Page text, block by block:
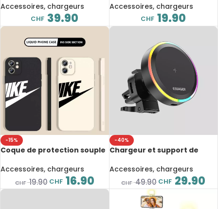
30’000mAh, 22.5W, charge
Accessoires, chargeurs
CHF 39.90
protection de la vie privée,
double verre, protection en
métal
Accessoires, chargeurs
CHF 19.90
-15%
Coque de protection souple
iPhone
Accessoires, chargeurs
CHF19.90 CHF 16.90
-40%
Chargeur et support de
voiture, Qi 15W, RVB, support
universel
Accessoires, chargeurs
CHF49.90 CHF 29.90